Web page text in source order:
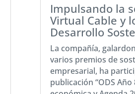
Impulsando la
Virtual Cable y
Desarrollo
La compañía,
varios premios de
empresarial, ha
publicación “ODS